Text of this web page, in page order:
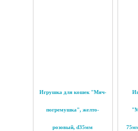
Игрушка для кошек "Мяч-
погремушка", желто-
розовый, d35мм